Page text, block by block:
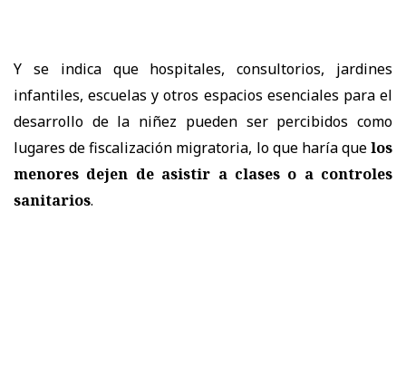
Y se indica que hospitales, consultorios, jardines
infantiles, escuelas y otros espacios esenciales para el
desarrollo de la niñez pueden ser percibidos como
lugares de fiscalización migratoria, lo que haría quelos
menores dejen de asistir a clases o a controles
sanitarios.